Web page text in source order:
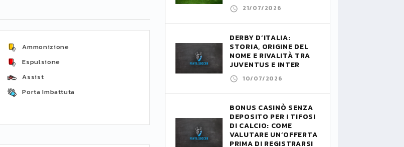
Ammonizione
Espulsione
Assist
Porta Imbattuta
21/07/2026
DERBY D’ITALIA:
STORIA, ORIGINE DEL
NOME E RIVALITÀ TRA
JUVENTUS E INTER
10/07/2026
BONUS CASINÒ SENZA
DEPOSITO PER I TIFOSI
DI CALCIO: COME
VALUTARE UN’OFFERTA
PRIMA DI REGISTRARSI